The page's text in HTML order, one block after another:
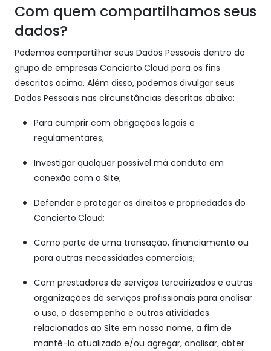
Com quem compartilhamos seus
dados?
Podemos compartilhar seus Dados Pessoais dentro do
grupo de empresas Concierto.Cloud para os fins
descritos acima. Além disso, podemos divulgar seus
Dados Pessoais nas circunstâncias descritas abaixo:
Para cumprir com obrigações legais e
regulamentares;
Investigar qualquer possível má conduta em
conexão com o Site;
Defender e proteger os direitos e propriedades do
Concierto.Cloud;
Como parte de uma transação, financiamento ou
para outras necessidades comerciais;
Com prestadores de serviços terceirizados e outras
organizações de serviços profissionais para analisar
o uso, o desempenho e outras atividades
relacionadas ao Site em nosso nome, a fim de
mantê-lo atualizado e/ou agregar, analisar, obter